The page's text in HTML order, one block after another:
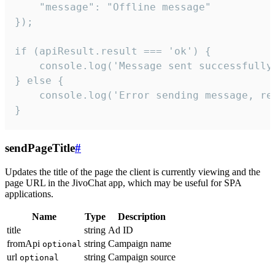
    "message": "Offline message"
});
if (apiResult.result === 'ok') {
console.log('Message sent
} else {
console.log('Error sending message,
}
sendPageTitle#
Updates the title of the page the client is currently viewing and the
page URL in the JivoChat app, which may be useful for SPA
applications.
Name Type
Description
title
string Ad ID
fromApi optional string Campaign name
url optional string Campaign source